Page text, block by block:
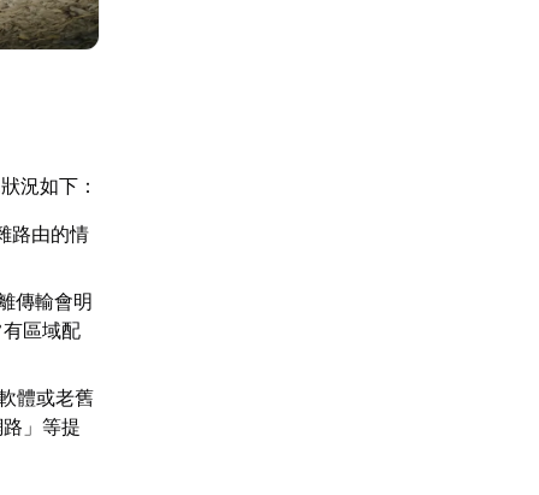
況如下：
路由的情
傳輸會明
區域配
體或老舊
」等提